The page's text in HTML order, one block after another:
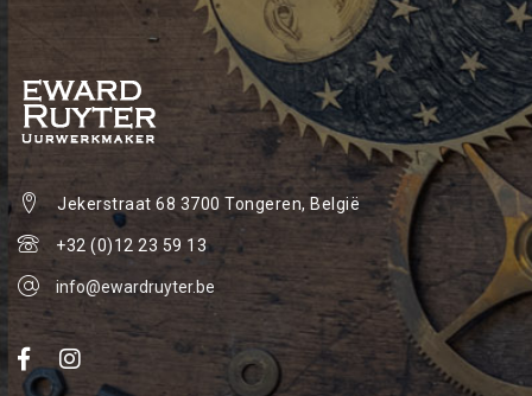
Jekerstraat 68 3700 Tongeren, België
+32 (0)12 23 59 13
info@ewardruyter.be